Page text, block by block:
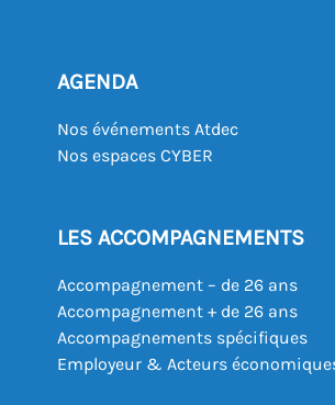
AGENDA
Nos événements Atdec
Nos espaces CYBER
LES ACCOMPAGNEMENTS
Accompagnement – de 26 ans
Accompagnement + de 26 ans
Accompagnements spécifiques
Employeur & Acteurs